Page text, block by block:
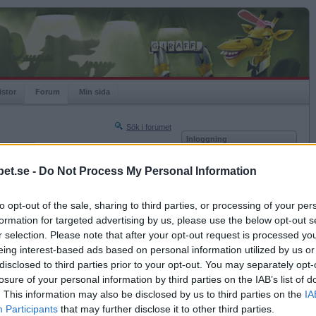
- Do Not Process My Personal Information
opt-out of the sale, sharing to third parties, or processing of your
for targeted advertising by us, please use the below opt-out
selection. Please note that after your opt-out request is processed
interest-based ads based on personal information utilized by us
to third parties prior to your opt-out. You may separately
of your personal information by third parties on the IAB’s list of
This information may also be disclosed by us to third parties on the
Participants that may further disclose it to other third parties.
Forum Min sida
Sök i forumet
Nästa sida »
2013-11-13 14:15
Inloggning
Kom ihåg mig
Glömt ditt lösenord?
Få ny aktiveringslänk
Betapet är gratis!